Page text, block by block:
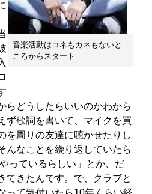
音楽活動はコネもカネもないと
ころからスタート
らどうしたらいいのかわから
ず歌詞を書いて、マイクを買
を周りの友達に聴かせたりし
んなことを繰り返していたら
っているらしい」とか、だ
てきたんです。で、クラブと